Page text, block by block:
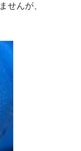
せんが、